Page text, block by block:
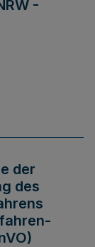
-
der
des